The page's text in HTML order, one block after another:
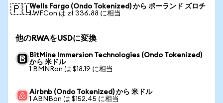
🇵🇱Wells Fargo (Ondo Tokenized) から ポーランド ズロチ
1 WFCon は zł 336.88 に相当
他のRWAをUSDに変換
BitMine Immersion Technologies (Ondo Tokenized)
から 米ドル
1 BMNRon は $18.19 に相当
Airbnb (Ondo Tokenized) から 米ドル
1 ABNBon は $152.45 に相当